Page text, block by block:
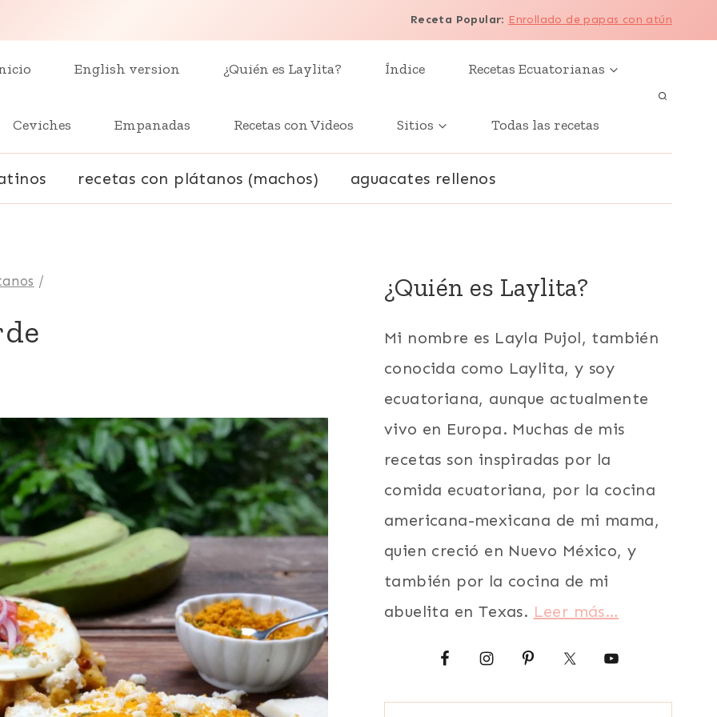
Receta Popular: Enrollado de papas con atún
English version ¿Quién es Laylita? Índice Recetas Ecuatorianas
Ceviches Empanadas Recetas con Videos Sitios Todas las recetas
recetas con plátanos (machos) aguacates rellenos
/ ¿Quién es Laylita?
Mi nombre es Layla Pujol, también
conocida como Laylita, y soy
ecuatoriana, aunque actualmente
vivo en Europa. Muchas de mis
recetas son inspiradas por la
comida ecuatoriana, por la cocina
americana-mexicana de mi mama,
quien creció en Nuevo México, y
también por la cocina de mi
abuelita en Texas. Leer más…